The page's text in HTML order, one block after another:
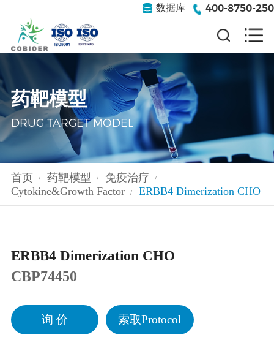
数据库 400-8750-250
药靶模型
DRUG TARGET MODEL
首页 / 药靶模型 / 免疫治疗 /
Cytokine&Growth Factor / ERBB4 Dimerization CHO
ERBB4 Dimerization CHO
CBP74450
询 价 索取Protocol